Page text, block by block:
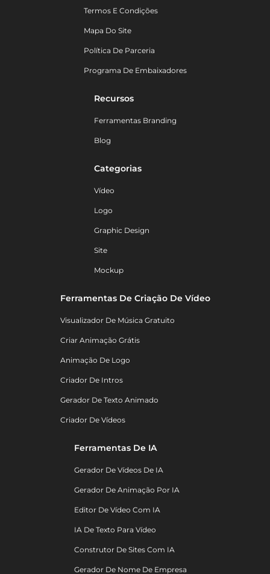
Termos E Condições
Mapa Do Site
Política De Parceria
Programa De Embaixadores
Recursos
Ferramentas Branding
Blog
Categorias
Vídeo
Logo
Graphic Design
Site
Mockup
Ferramentas De Criação De Vídeo
Visualizador De Música Gratuito
Criar Animação Grátis
Animação De Logo
Criador De Intros
Gerador De Texto Animado
Criador De Vídeos
Ferramentas De IA
Gerador De Vídeos De IA
Gerador De Animação Por IA
Editor De Vídeo Com IA
IA De Texto Para Vídeo
Construtor De Sites Com IA
Gerador De Nome De Empresa